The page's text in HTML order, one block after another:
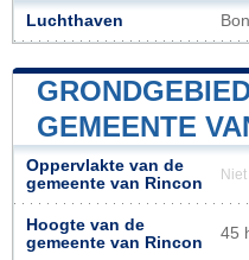
Luchthaven
GEMEENTE
Oppervlakte van de
gemeente van Rincon
Hoogte van de
gemeente van Rincon
45